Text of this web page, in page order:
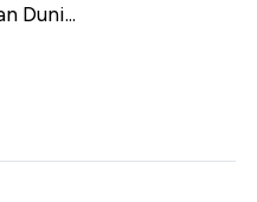
Duni...